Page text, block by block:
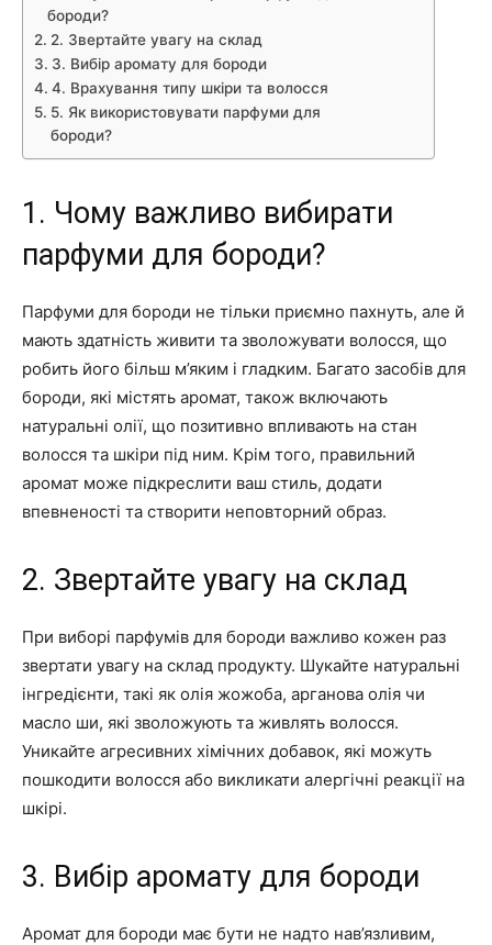
бороди?
2. Звертайте увагу на склад
3. Вибір аромату для бороди
4. Врахування типу шкіри та волосся
5. Як використовувати парфуми для
бороди?
1. Чому важливо вибирати
парфуми для бороди?
Парфуми для бороди не тільки приємно пахнуть, але й
мають здатність живити та зволожувати волосся, що
робить його більш м’яким і гладким. Багато засобів для
бороди, які містять аромат, також включають
натуральні олії, що позитивно впливають на стан
волосся та шкіри під ним. Крім того, правильний
аромат може підкреслити ваш стиль, додати
впевненості та створити неповторний образ.
2. Звертайте увагу на склад
При виборі парфумів для бороди важливо кожен раз
звертати увагу на склад продукту. Шукайте натуральні
інгредієнти, такі як олія жожоба, арганова олія чи
масло ши, які зволожують та живлять волосся.
Уникайте агресивних хімічних добавок, які можуть
пошкодити волосся або викликати алергічні реакції на
шкірі.
3. Вибір аромату для бороди
Аромат для бороди має бути не надто нав’язливим,